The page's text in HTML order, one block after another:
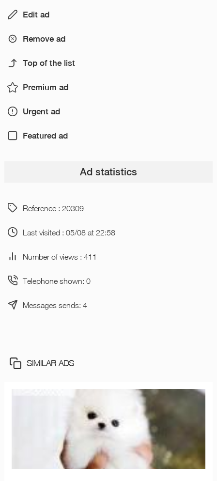
Edit ad
Remove ad
Top of the list
Premium ad
Urgent ad
Featured ad
Ad statistics
Reference : 20309
Last visited : 05/08 at 22:58
Number of views : 411
Telephone shown: 0
Messages sends: 4
SIMILAR ADS